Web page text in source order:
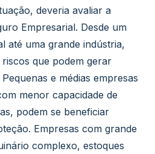
deveria avaliar a
Empresarial. Desde um
até uma grande indústria,
que podem gerar
e médias empresas
menor capacidade de
podem se beneficiar
Empresas com grande
complexo, estoques